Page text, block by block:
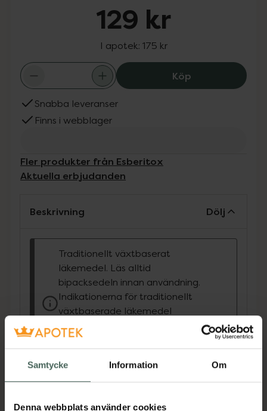
Samtycke Information Om
Denna webbplats använder cookies
129 kr
I apotek: 175 kr
KöpEsberitox, 129
Snabba leveranser
Finns i webblager
Fler produkter från Esberitox
Aktuella erbjudanden
Beskrivning Dölj
Traditionellt växtbaserat
läkemedel. Läs alltid
bipacksedeln innan användning.
Indikationerna för traditionellt
växtbaserade läkemedel
grundar sig uteslutande på
erfarenhet av långvarig